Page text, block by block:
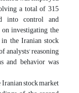
a total of 315
into control and
investigating the
the Iranian stock
analysts' reasoning
and behavior was
stock market